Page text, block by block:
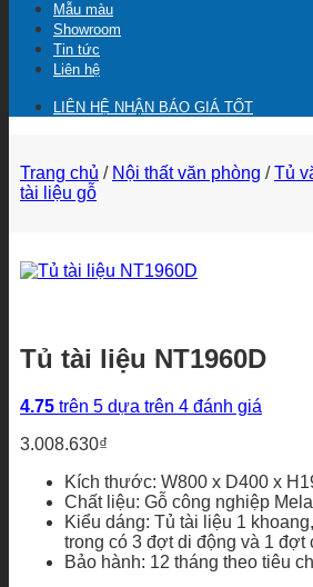
Mẫu màu
Showroom
Tin tức
Liên hệ
LIÊN HỆ NHẬN BÁO GIÁ TỐT
Trang chủ / Nội thất văn phòng / Tủ
tài liệu gỗ
Tủ tài liệu NT1960D
4.75 trên 5 dựa trên 4 đánh giá
3.008.630₫
Kích thước: W800 x D400 x
Chất liệu: Gỗ công nghiệp
Kiểu dáng: Tủ tài liệu 1
trong có 3 đợt di động và 1 đợt
Bảo hành: 12 tháng theo tiêu